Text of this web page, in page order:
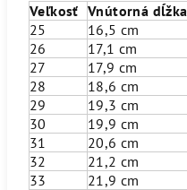
Veľkosť Vnútorná dĺžka
25
16,5 cm
26
17,1 cm
27
17,9 cm
28
18,6 cm
29
19,3 cm
30
19,9 cm
31
20,6 cm
32
21,2 cm
33
21,9 cm